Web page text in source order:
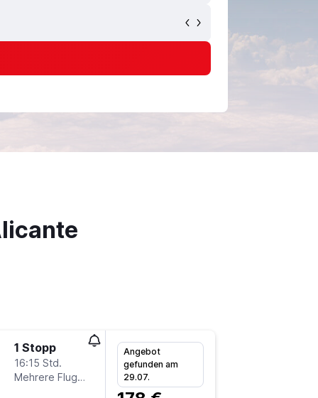
1 Stopp
16:15 Std.
Mehrere Fluglinien
Angebot
gefunden am
29.07.